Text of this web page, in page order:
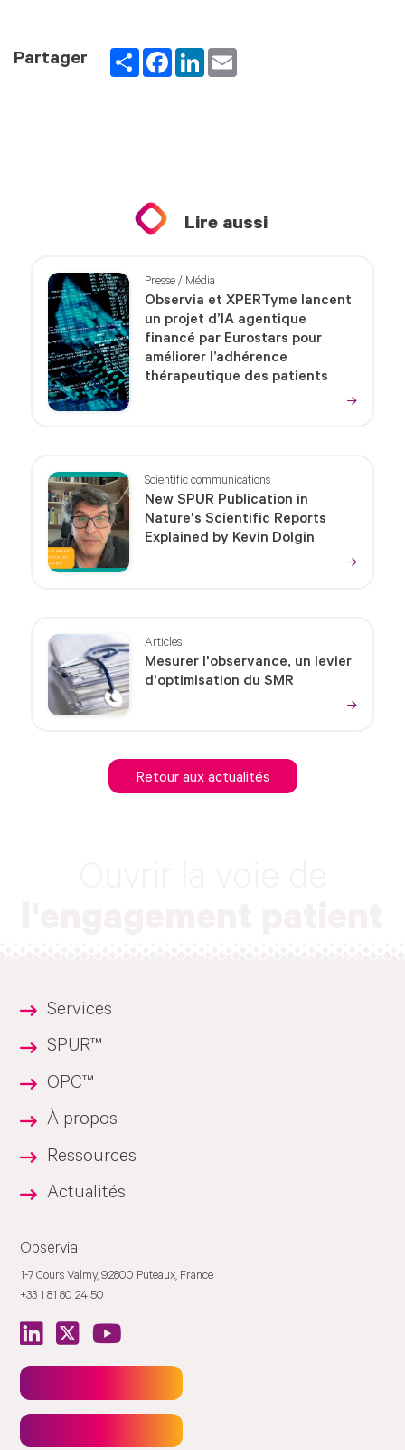
Partager PartagerFacebookLinkedInEmail
Lire aussi
Presse / Média
Observia et XPERTyme lancent
un projet d’IA agentique
financé par Eurostars pour
améliorer l’adhérence
thérapeutique des patients
Scientific communications
New SPUR Publication in
Nature's Scientific Reports
Explained by Kevin Dolgin
Articles
Mesurer l'observance, un levier
d'optimisation du SMR
Retour aux actualités
Services
SPUR™
OPC™
À propos
Ressources
Actualités
Observia
1-7 Cours Valmy, 92800 Puteaux, France
+33 1 81 80 24 50